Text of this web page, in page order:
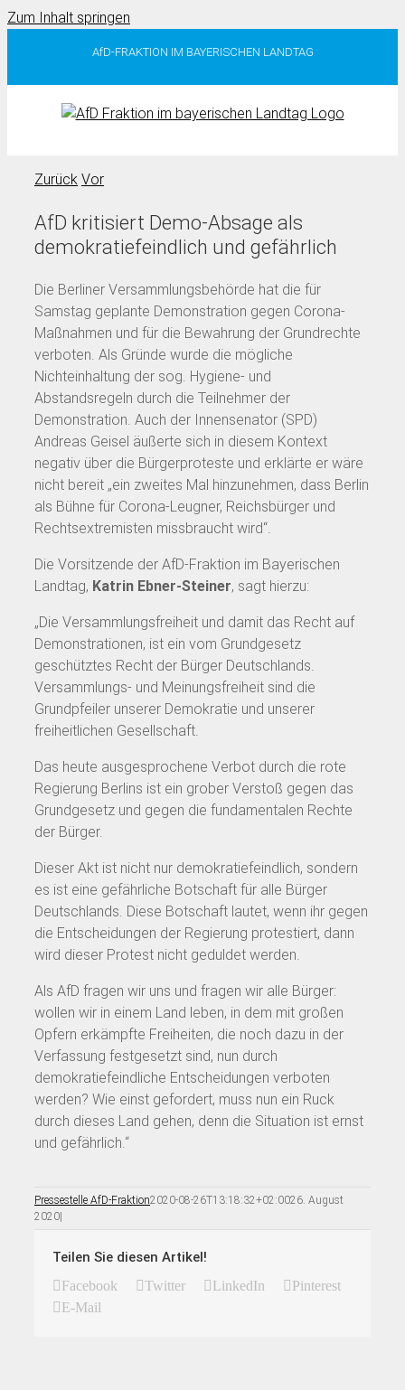
Zum Inhalt springen
AfD-FRAKTION IM BAYERISCHEN LANDTAG
Zurück Vor
AfD kritisiert Demo-Absage als
demokratiefeindlich und gefährlich
Die Berliner Versammlungsbehörde hat die für
Samstag geplante Demonstration gegen Corona-
Maßnahmen und für die Bewahrung der Grundrechte
verboten. Als Gründe wurde die mögliche
Nichteinhaltung der sog. Hygiene- und
Abstandsregeln durch die Teilnehmer der
Demonstration. Auch der Innensenator (SPD)
Andreas Geisel äußerte sich in diesem Kontext
negativ über die Bürgerproteste und erklärte er wäre
nicht bereit „ein zweites Mal hinzunehmen, dass Berlin
als Bühne für Corona-Leugner, Reichsbürger und
Rechtsextremisten missbraucht wird“.
Die Vorsitzende der AfD-Fraktion im Bayerischen
Landtag, Katrin Ebner-Steiner, sagt hierzu:
„Die Versammlungsfreiheit und damit das Recht auf
Demonstrationen, ist ein vom Grundgesetz
geschütztes Recht der Bürger Deutschlands.
Versammlungs- und Meinungsfreiheit sind die
Grundpfeiler unserer Demokratie und unserer
freiheitlichen Gesellschaft.
Das heute ausgesprochene Verbot durch die rote
Regierung Berlins ist ein grober Verstoß gegen das
Grundgesetz und gegen die fundamentalen Rechte
der Bürger.
Dieser Akt ist nicht nur demokratiefeindlich, sondern
es ist eine gefährliche Botschaft für alle Bürger
Deutschlands. Diese Botschaft lautet, wenn ihr gegen
die Entscheidungen der Regierung protestiert, dann
wird dieser Protest nicht geduldet werden.
Als AfD fragen wir uns und fragen wir alle Bürger:
wollen wir in einem Land leben, in dem mit großen
Opfern erkämpfte Freiheiten, die noch dazu in der
Verfassung festgesetzt sind, nun durch
demokratiefeindliche Entscheidungen verboten
werden? Wie einst gefordert, muss nun ein Ruck
durch dieses Land gehen, denn die Situation ist ernst
und gefährlich.“
Pressestelle AfD-Fraktion2020-08-26T13:18:32+02:0026. August
2020|
Teilen Sie diesen Artikel!
Facebook Twitter LinkedIn
Pinterest
E-Mail